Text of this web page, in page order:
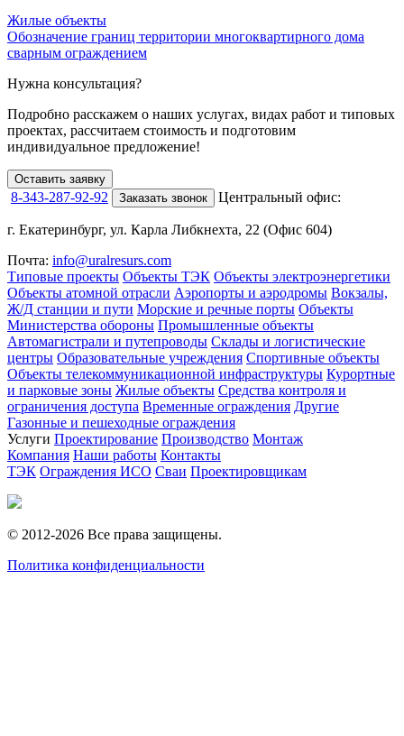
Жилые объекты
Обозначение границ территории многоквартирного дома
сварным ограждением
Нужна консультация?
Подробно расскажем о наших услугах, видах работ и типовых
проектах, рассчитаем стоимость и подготовим
индивидуальное предложение!
Оставить заявку
8-343-287-92-92 Заказать звонок Центральный офис:
г. Екатеринбург, ул. Карла Либкнехта, 22 (Офис 604)
Почта: info@uralresurs.com
Типовые проекты Объекты ТЭК Объекты электроэнергетики
Объекты атомной отрасли Аэропорты и аэродромы Вокзалы,
Ж/Д станции и пути Морские и речные порты Объекты
Министерства обороны Промышленные объекты
Автомагистрали и путепроводы Склады и логистические
центры Образовательные учреждения Спортивные объекты
Объекты телекоммуникационной инфраструктуры Курортные
и парковые зоны Жилые объекты Средства контроля и
ограничения доступа Временные ограждения Другие
Газонные и пешеходные ограждения
Услуги Проектирование Производство Монтаж
Компания Наши работы Контакты
ТЭК Ограждения ИСО Сваи Проектировщикам
© 2012-2026 Все права защищены.
Политика конфиденциальности